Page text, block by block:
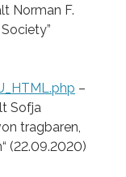
Norman F.
–
Sofja
tragbaren,
(22.09.2020)